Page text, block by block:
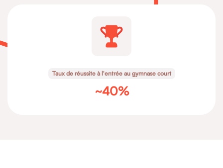
Taux de réussite à l'entrée au gymnase court
~40%